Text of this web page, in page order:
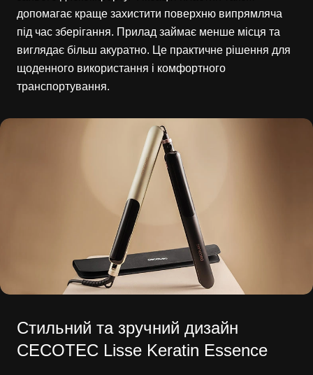
допомагає краще захистити поверхню випрямляча
під час зберігання. Прилад займає менше місця та
виглядає більш акуратно. Це практичне рішення для
щоденного використання і комфортного
транспортування.
Стильний та зручний дизайн
CECOTEC Lisse Keratin Essence